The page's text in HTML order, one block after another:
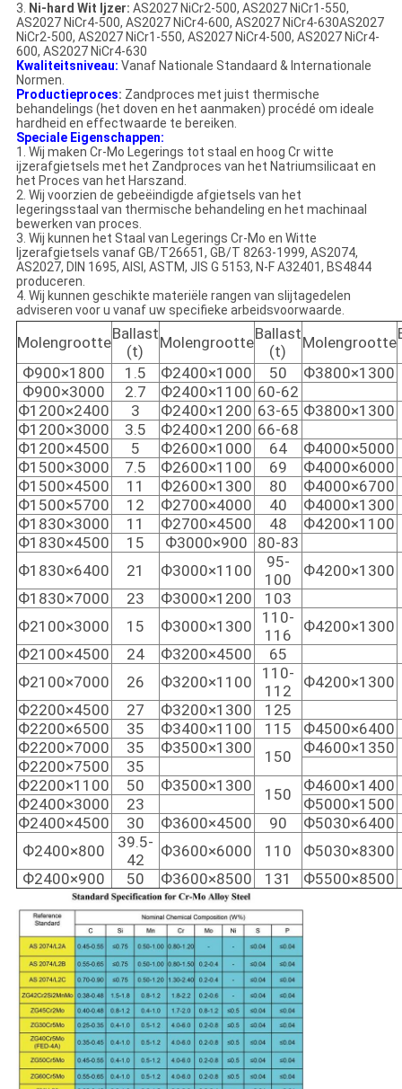
3. Ni-hard Wit Ijzer: AS2027 NiCr2-500, AS2027 NiCr1-550,
AS2027 NiCr4-500, AS2027 NiCr4-600, AS2027 NiCr4-630AS2027
NiCr2-500, AS2027 NiCr1-550, AS2027 NiCr4-500, AS2027 NiCr4-
600, AS2027 NiCr4-630
Kwaliteitsniveau: Vanaf Nationale Standaard & Internationale
Normen.
Productieproces: Zandproces met juist thermische
behandelings (het doven en het aanmaken) procédé om ideale
hardheid en effectwaarde te bereiken.
Speciale Eigenschappen:
1. Wij maken Cr-Mo Legerings tot staal en hoog Cr witte
ijzerafgietsels met het Zandproces van het Natriumsilicaat en
het Proces van het Harszand.
2. Wij voorzien de gebeëindigde afgietsels van het
legeringsstaal van thermische behandeling en het machinaal
bewerken van proces.
3. Wij kunnen het Staal van Legerings Cr-Mo en Witte
Ijzerafgietsels vanaf GB/T26651, GB/T 8263-1999, AS2074,
AS2027, DIN 1695, AISI, ASTM, JIS G 5153, N-F A32401, BS4844
produceren.
4. Wij kunnen geschikte materiële rangen van slijtagedelen
adviseren voor u vanaf uw specifieke arbeidsvoorwaarde.
MolengrootteBallast
(t)
MolengrootteBallast
(t)
Molengrootte
Ф900×1800 1.5 Ф2400×1000 50
Ф3800×1300
Ф900×3000
2.7 Ф2400×1100 60-62
Ф1200×2400
3 Ф2400×1200 63-65 Ф3800×1300
Ф1200×3000
3.5 Ф2400×1200 66-68
Ф1200×4500
5 Ф2600×1000 64
Ф4000×5000
Ф1500×3000
7.5 Ф2600×1100 69
Ф4000×6000
Ф1500×4500
11 Ф2600×1300 80
Ф4000×6700
Ф1500×5700
12 Ф2700×4000 40
Ф4000×1300
Ф1830×3000
11 Ф2700×4500 48
Ф4200×1100
Ф1830×4500
15 Ф3000×900
80-83
Ф1830×6400
21 Ф3000×1100
95-
100
Ф4200×1300
Ф1830×7000
23 Ф3000×1200
103
Ф2100×3000
15 Ф3000×1300
110-
116
Ф4200×1300
Ф2100×4500
24 Ф3200×4500
65
Ф2100×7000
26 Ф3200×1100
110-
112
Ф4200×1300
Ф2200×4500
27 Ф3200×1300
125
Ф2200×6500
35 Ф3400×1100 115
Ф4500×6400
Ф2200×7000
35 Ф3500×1300 150
Ф4600×1350
Ф2200×7500
35
Ф2200×1100
50 Ф3500×1300 150
Ф4600×1400
Ф2400×3000
23
Ф5000×1500
Ф2400×4500
30 Ф3600×4500 90
Ф5030×6400
Ф2400×800
39.5-
42
Ф3600×6000 110
Ф5030×8300
Ф2400×900
50 Ф3600×8500 131 Ф5500×8500